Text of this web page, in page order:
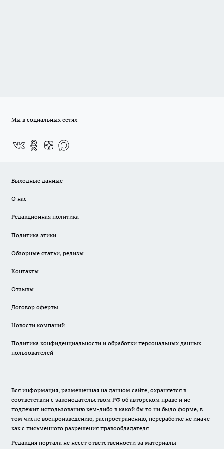
Мы в социальных сетях
Выходные данные
О нас
Редакционная политика
Политика этики
Обзорные статьи, релизы
Контакты
Отзывы
Договор оферты
Новости компаний
Политика конфиденциальности и обработки персональных данных
пользователей
Вся информация, размещенная на данном сайте, охраняется в
соответствии с законодательством РФ об авторском праве и не
подлежит использованию кем-либо в какой бы то ни было форме, в
том числе воспроизведению, распространению, переработке не иначе
как с письменного разрешения правообладателя.
Редакция портала не несет ответственности за материалы